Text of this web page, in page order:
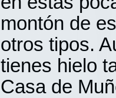
montón de
otros tipos.
tienes hielo
Casa de